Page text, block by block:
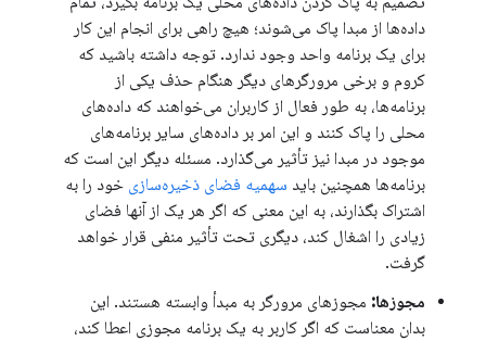
داده‌ها از مبدا پاک می‌شوند؛ هیچ راهی برای انجام این کار
برای یک برنامه واحد وجود ندارد. توجه داشته باشید که
کروم و برخی مرورگرهای دیگر هنگام حذف یکی از
برنامه‌ها، به طور فعال از کاربران می‌خواهند که داده‌های
محلی را پاک کنند و این امر بر داده‌های سایر برنامه‌های
موجود در مبدا نیز تأثیر می‌گذارد. مسئله دیگر این است که
برنامه‌ها همچنین باید سهمیه فضای ذخیره‌سازی خود را به
اشتراک بگذارند، به این معنی که اگر هر یک از آنها فضای
زیادی را اشغال کند، دیگری تحت تأثیر منفی قرار خواهد
گرفت.
مجوزها: مجوزهای مرورگر به مبدأ وابسته هستند. این
بدان معناست که اگر کاربر به یک برنامه مجوزی اعطا کند،